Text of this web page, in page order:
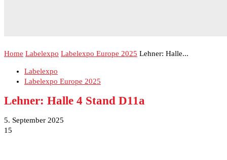
Home Labelexpo Labelexpo Europe 2025 Lehner: Halle...
Labelexpo
Labelexpo Europe 2025
Lehner: Halle 4 Stand D11a
5. September 2025
15